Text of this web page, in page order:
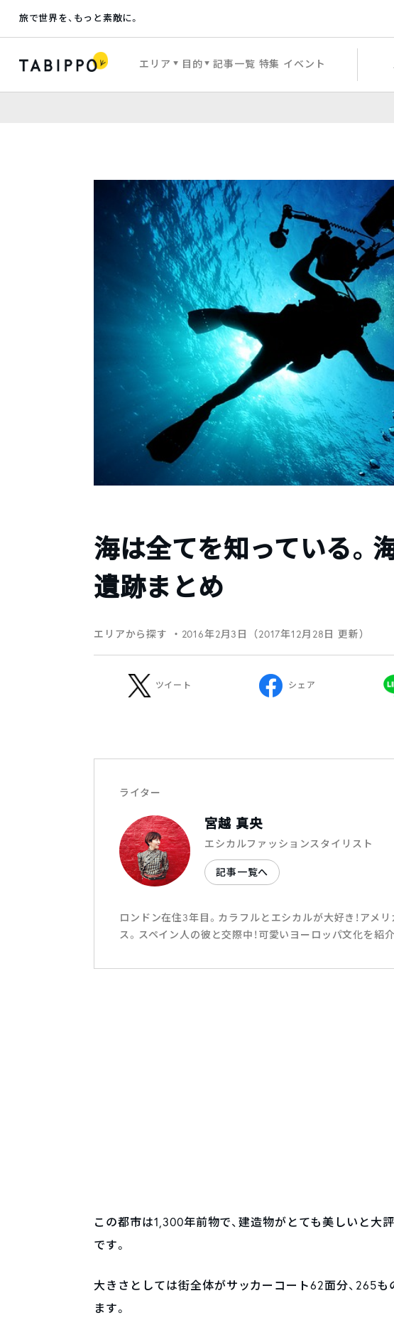
旅で世界を、もっと素敵に。
エリア 目的 記事一覧 特集 イベント
海は全てを知っている。
遺跡まとめ
エリアから探す ・2016年2月3日（2017年12月28日 更新）
ツイート シェア
ライター
宮越 真央
エシカルファッションスタイリスト
記事一覧へ
ロンドン在住3年目。カラフルとエシカルが大好き！アメ
ス。スペイン人の彼と交際中！可愛いヨーロッパ文化を紹
この都市は1,300年前物で、建造物がとても美しいと大
です。
大きさとしては街全体がサッカーコート62面分、265
ます。